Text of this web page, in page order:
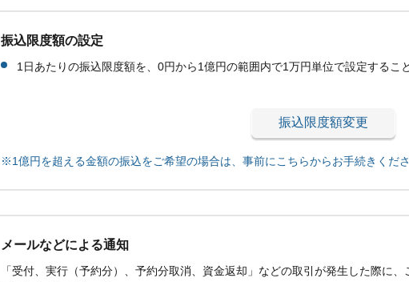
振込限度額の設定
1日あたりの振込限度額を、0円から1億円の範囲内で1万円単位で設定するこ
振込限度額変更
※1億円を超える金額の振込をご希望の場合は、事前にこちらからお手続きくださ
メールなどによる通知
「受付、実行（予約分）、予約分取消、資金返却」などの取引が発生した際に